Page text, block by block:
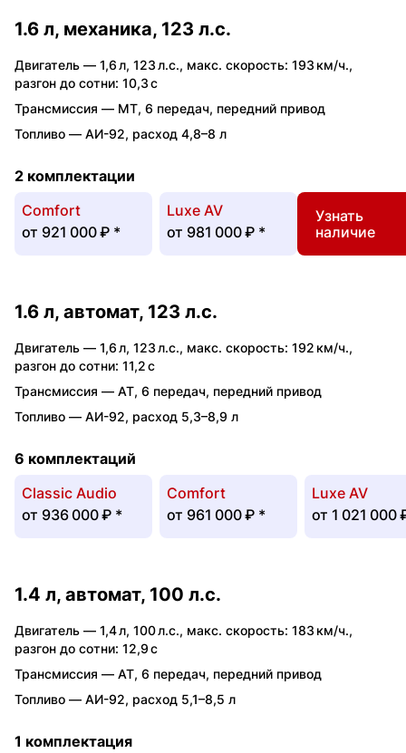
1.6 л, механика, 123 л.с.
Двигатель — 1,6 л, 123 л.с., макс. скорость: 193 км/ч.,
разгон до сотни: 10,3 с
Трансмиссия — MT, 6 передач, передний привод
Топливо — АИ-92, расход 4,8–8 л
2 комплектации
Comfort
от 921 000 ₽ *
Luxe AV
от 981 000 ₽ *
Узнать
наличие
1.6 л, автомат, 123 л.с.
Двигатель — 1,6 л, 123 л.с., макс. скорость: 192 км/ч.,
разгон до сотни: 11,2 с
Трансмиссия — AT, 6 передач, передний привод
Топливо — АИ-92, расход 5,3–8,9 л
6 комплектаций
Classic Audio
от 936 000 ₽ *
Comfort
от 961 000 ₽ *
Luxe AV
от 1 021 000
1.4 л, автомат, 100 л.с.
Двигатель — 1,4 л, 100 л.с., макс. скорость: 183 км/ч.,
разгон до сотни: 12,9 с
Трансмиссия — AT, 6 передач, передний привод
Топливо — АИ-92, расход 5,1–8,5 л
1 комплектация